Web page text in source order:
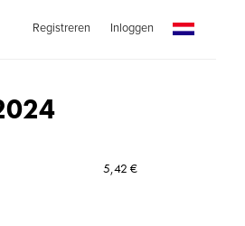
Registreren Inloggen
5,42 €